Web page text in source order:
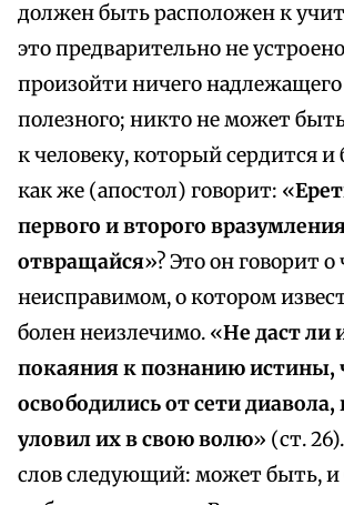
должен быть расположен к
это предварительно не
произойти ничего
полезного; никто не может
к человеку, который сердится и
как же (апостол) говорит: «
первого и второго
отвращайся»? Это он говорит о
неисправимом, о котором
болен неизлечимо. «Не даст ли
покаяния к познанию истины,
освободились от сети
уловил их в свою волю» (ст.
слов следующий: может быть, и